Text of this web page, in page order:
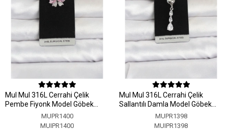
MuI MuI 316L Cerrahi Çelik
Pembe Fiyonk Model Göbek
MUPR1400
MUIPR1400
MuI MuI 316L Cerrahi Çelik
Sallantılı Damla Model Göbek
MUPR1398
MUIPR1398